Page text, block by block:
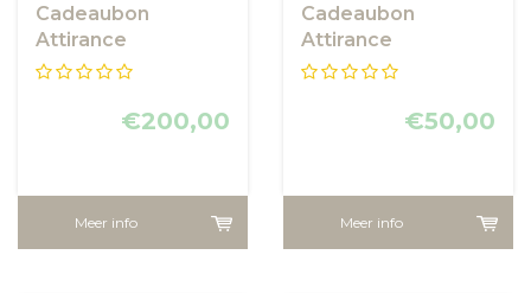
Cadeaubon
Attirance
€200,00
Meer info
Cadeaubon
Attirance
€50,00
Meer info